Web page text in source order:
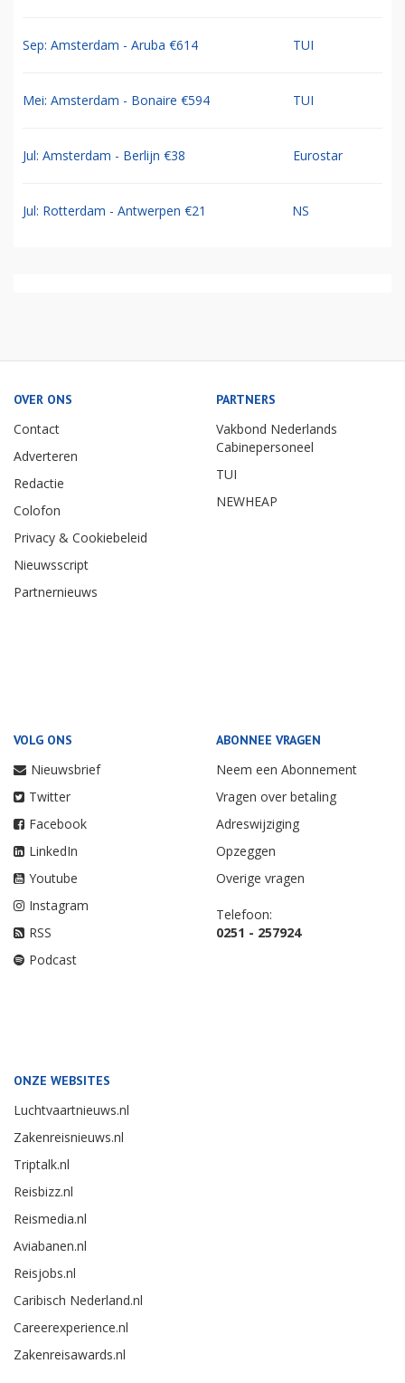
Sep: Amsterdam - Aruba €614 TUI
Mei: Amsterdam - Bonaire €594 TUI
Jul: Amsterdam - Berlijn €38 Eurostar
Jul: Rotterdam - Antwerpen €21 NS
OVER ONS
Contact
Adverteren
Redactie
Colofon
Privacy & Cookiebeleid
Nieuwsscript
Partnernieuws
PARTNERS
Vakbond Nederlands
Cabinepersoneel
TUI
NEWHEAP
VOLG ONS
Nieuwsbrief
Twitter
Facebook
LinkedIn
Youtube
Instagram
RSS
Podcast
ABONNEE VRAGEN
Neem een Abonnement
Vragen over betaling
Adreswijziging
Opzeggen
Overige vragen
Telefoon:
0251 - 257924
ONZE WEBSITES
Luchtvaartnieuws.nl
Zakenreisnieuws.nl
Triptalk.nl
Reisbizz.nl
Reismedia.nl
Aviabanen.nl
Reisjobs.nl
Caribisch Nederland.nl
Careerexperience.nl
Zakenreisawards.nl